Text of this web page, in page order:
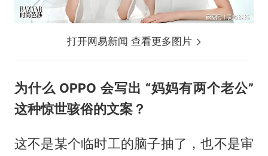
打开网易新闻 查看更多图片
为什么 OPPO 会写出 “妈妈有两个老公”
这种惊世骇俗的文案？
这不是某个临时工的脑子抽了，也不是审